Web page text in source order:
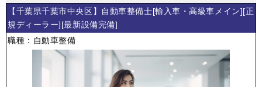
【千葉県千葉市中央区】自動車整備士[輸入車・高級車メイン][正
規ディーラー][最新設備完備]
職種：自動車整備